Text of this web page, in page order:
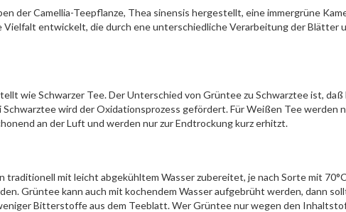
der Camellia-Teepflanze, Thea sinensis hergestellt, eine immergrüne
Vielfalt entwickelt, die durch ene unterschiedliche Verarbeitung der
wie Schwarzer Tee. Der Unterschied von Grüntee zu Schwarztee ist,
wird der Oxidationsprozess gefördert. Für Weißen Tee werden
an der Luft und werden nur zur Endtrockung kurz erhitzt.
mit leicht abgekühltem Wasser zubereitet, je nach Sorte mit
Grüntee kann auch mit kochendem Wasser aufgebrüht werden, dann
Bitterstoffe aus dem Teeblatt. Wer Grüntee nur wegen den